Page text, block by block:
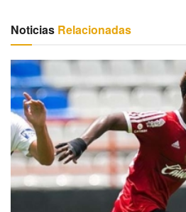
Noticias Relacionadas